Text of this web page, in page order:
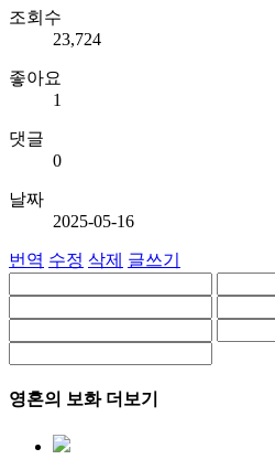
조회수
23,724
좋아요
1
댓글
0
날짜
2025-05-16
번역 수정 삭제 글쓰기
영혼의 보화 더보기